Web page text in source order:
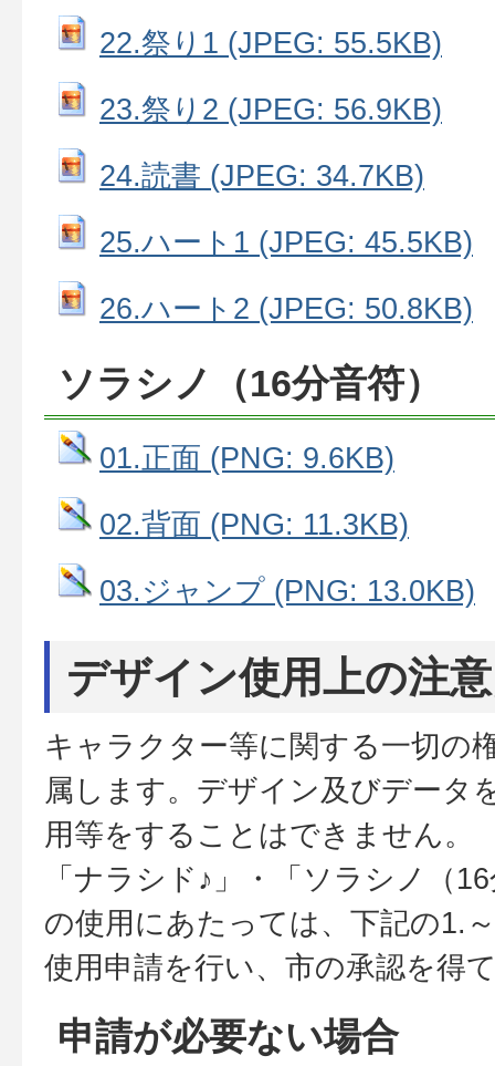
22.祭り1 (JPEG: 55.5KB)
23.祭り2 (JPEG: 56.9KB)
24.読書 (JPEG: 34.7KB)
25.ハート1 (JPEG: 45.5KB)
26.ハート2 (JPEG: 50.8KB)
ソラシノ（16分音符）
01.正面 (PNG: 9.6KB)
02.背面 (PNG: 11.3KB)
03.ジャンプ (PNG: 13.0KB)
デザイン使用上の注
キャラクター等に関する一切の
属します。デザイン及びデータ
用等をすることはできません。
「ナラシド♪」・「ソラシノ（
の使用にあたっては、下記の1.
使用申請を行い、市の承認を得
申請が必要ない場合